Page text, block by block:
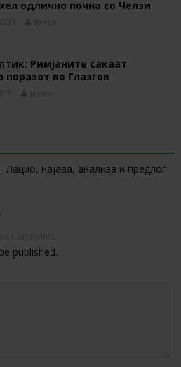
одлично почна со Челзи
Jovica
Римјаните сакаат
во Глазгов
Jovica
најава, анализа и предлог
published.